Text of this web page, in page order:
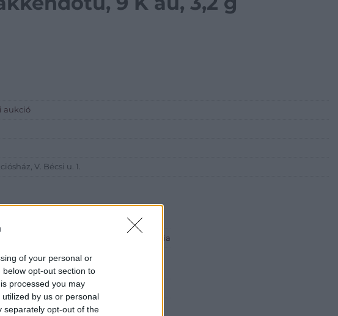
of your personal or
opt-out section to
processed you may
by us or personal
separately opt-out of the
i aukció
V. Bécsi u. 1.
BÁV ART Aukciósház és Galéria
Cím: BÁV ZRt.
1027 Budapest, Csalogány u. 23-33.
Telefon: (06 1) 331 0513
Weboldal: http://bav-art.hu